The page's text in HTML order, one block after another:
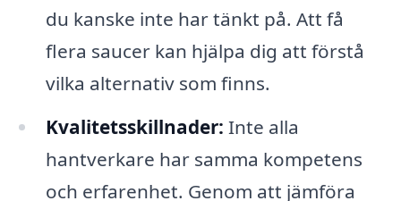
du kanske inte har tänkt på. Att få
flera saucer kan hjälpa dig att förstå
vilka alternativ som finns.
Kvalitetsskillnader: Inte alla
hantverkare har samma kompetens
och erfarenhet. Genom att jämföra